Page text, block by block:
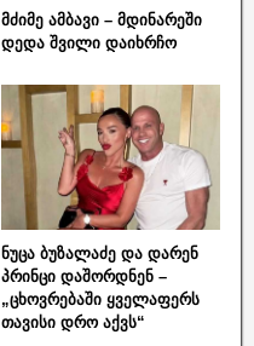
მძიმე ამბავი – მდინარეში
დედა შვილი დაიხრჩო
ნუცა ბუზალაძე და დარენ
პრინცი დაშორდნენ –
„ცხოვრებაში ყველაფერს
თავისი დრო აქვს“